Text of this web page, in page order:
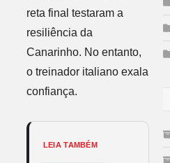
reta final testaram a
resiliência da
Canarinho. No entanto,
o treinador italiano exala
confiança.
LEIA TAMBÉM